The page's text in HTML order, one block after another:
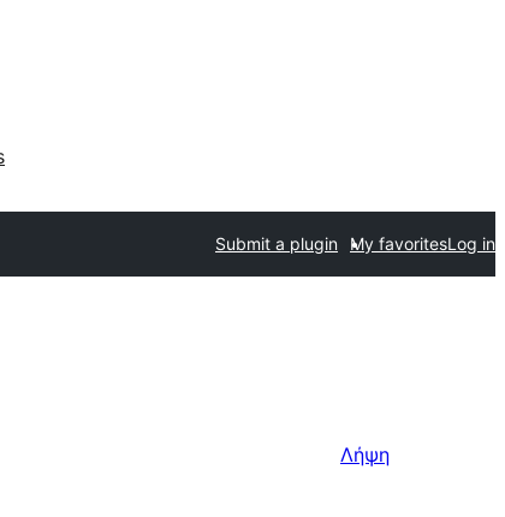
Submit a plugin My favoritesLog in
Λήψη